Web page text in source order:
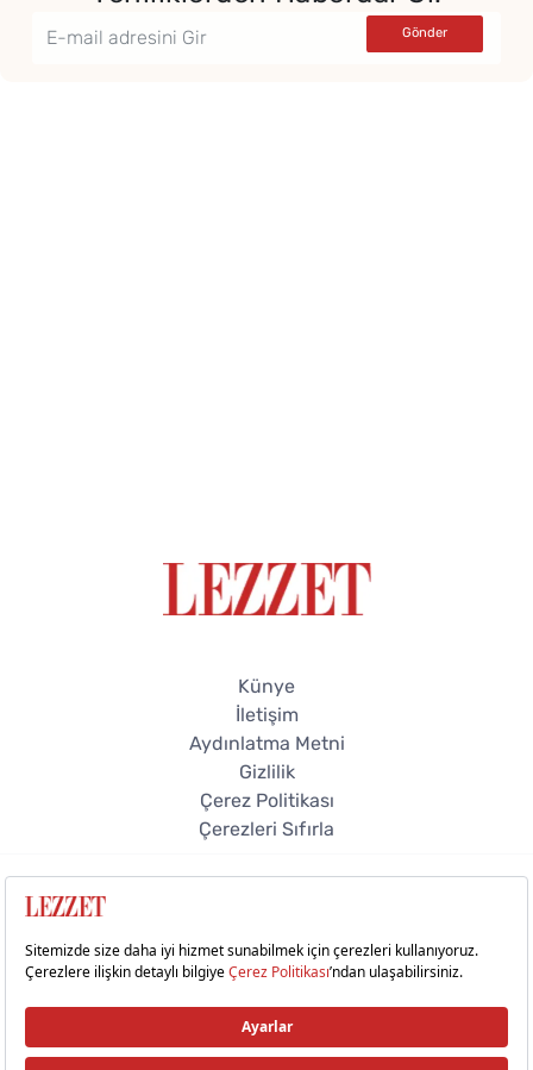
Künye
İletişim
Aydınlatma Metni
Gizlilik
Çerez Politikası
Çerezleri Sıfırla
© 2026 Lezzet Online. Tüm hakları saklıdır.